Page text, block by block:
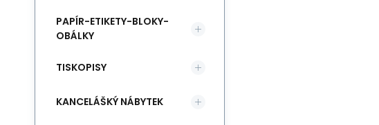
PAPÍR-ETIKETY-BLOKY-
OBÁLKY
TISKOPISY
KANCELÁŠKÝ NÁBYTEK